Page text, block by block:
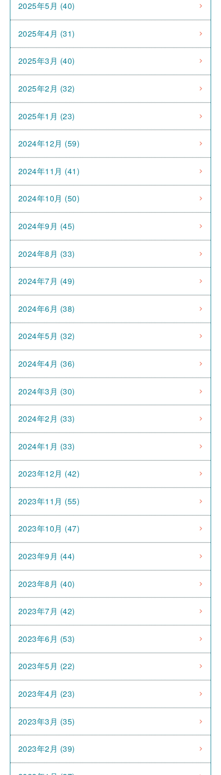
2025年5月 (40)
2025年4月 (31)
2025年3月 (40)
2025年2月 (32)
2025年1月 (23)
2024年12月 (59)
2024年11月 (41)
2024年10月 (50)
2024年9月 (45)
2024年8月 (33)
2024年7月 (49)
2024年6月 (38)
2024年5月 (32)
2024年4月 (36)
2024年3月 (30)
2024年2月 (33)
2024年1月 (33)
2023年12月 (42)
2023年11月 (55)
2023年10月 (47)
2023年9月 (44)
2023年8月 (40)
2023年7月 (42)
2023年6月 (53)
2023年5月 (22)
2023年4月 (23)
2023年3月 (35)
2023年2月 (39)